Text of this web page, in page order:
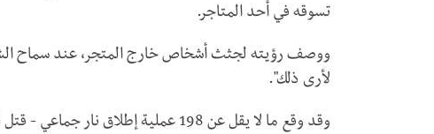
تسوقه في أحد المتاجر.
ووصف رؤيته لجثث أشخاص خارج المتجر، عند سماح
لأرى ذلك".
وقد وقع ما لا يقل عن 198 عملية إطلاق